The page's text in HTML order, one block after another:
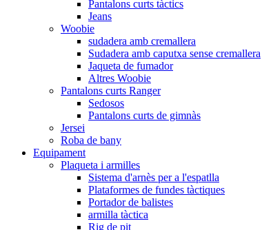
Pantalons curts tàctics
Jeans
Woobie
sudadera amb cremallera
Sudadera amb caputxa sense cremallera
Jaqueta de fumador
Altres Woobie
Pantalons curts Ranger
Sedosos
Pantalons curts de gimnàs
Jersei
Roba de bany
Equipament
Plaqueta i armilles
Sistema d'arnès per a l'espatlla
Plataformes de fundes tàctiques
Portador de balistes
armilla tàctica
Rig de pit